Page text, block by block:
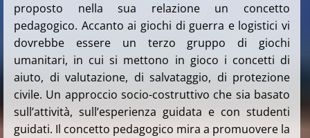
proposto nella sua relazione un concetto
pedagogico. Accanto ai giochi di guerra e logistici vi
dovrebbe essere un terzo gruppo di giochi
umanitari, in cui si mettono in gioco i concetti di
aiuto, di valutazione, di salvataggio, di protezione
civile. Un approccio socio-costruttivo che sia basato
sull’attività, sull’esperienza guidata e con studenti
guidati. Il concetto pedagogico mira a promuovere la